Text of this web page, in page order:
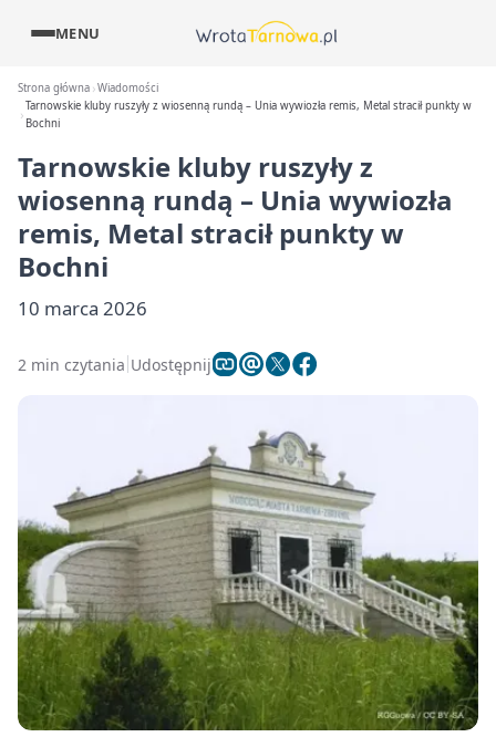
MENU
Strona główna Wiadomości
Tarnowskie kluby ruszyły z wiosenną rundą – Unia wywiozła remis, Metal stracił punkty w
Bochni
Tarnowskie kluby ruszyły z
wiosenną rundą – Unia wywiozła
remis, Metal stracił punkty w
Bochni
10 marca 2026
2 min czytania Udostępnij